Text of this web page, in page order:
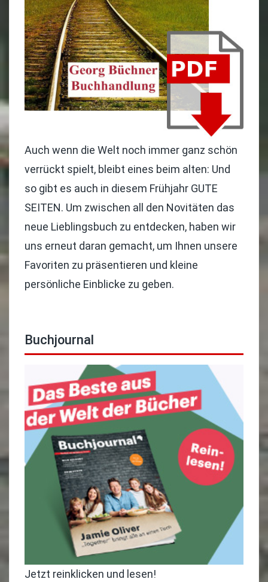
Auch wenn die Welt noch immer ganz schön
verrückt spielt, bleibt eines beim alten: Und
so gibt es auch in diesem Frühjahr GUTE
SEITEN. Um zwischen all den Novitäten das
neue Lieblingsbuch zu entdecken, haben wir
uns erneut daran gemacht, um Ihnen unsere
Favoriten zu präsentieren und kleine
persönliche Einblicke zu geben.
Buchjournal
Jetzt reinklicken und lesen!